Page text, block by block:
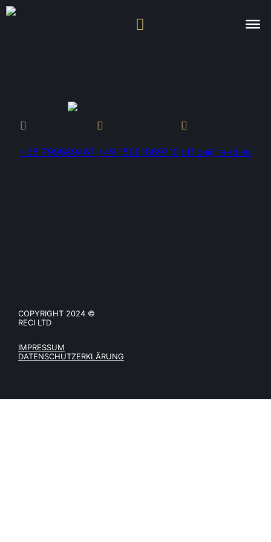
+35 799689467 +49 15901069710 office@re-ci.eu
COPYRIGHT 2024 ©
RECI LTD
IMPRESSUM
DATENSCHUTZERKLÄRUNG